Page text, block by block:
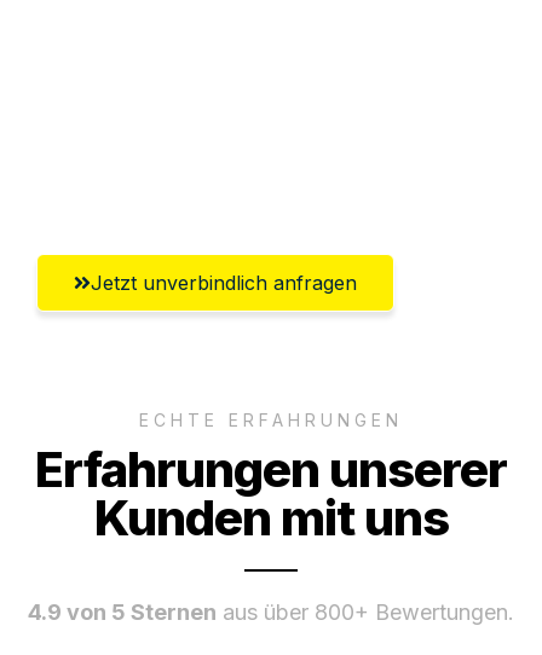
Jetzt unverbindlich anfragen
ECHTE ERFAHRUNGEN
Erfahrungen unserer
Kunden mit uns
4.9 von 5 Sternen aus über 800+ Bewertungen.